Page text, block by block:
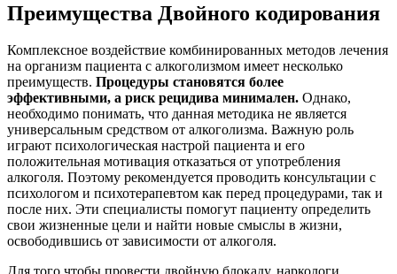
Преимущества Двойного кодирования
Комплексное воздействие комбинированных методов лечения
на организм пациента с алкоголизмом имеет несколько
преимуществ. Процедуры становятся более
эффективными, а риск рецидива минимален. Однако,
необходимо понимать, что данная методика не является
универсальным средством от алкоголизма. Важную роль
играют психологическая настрой пациента и его
положительная мотивация отказаться от употребления
алкоголя. Поэтому рекомендуется проводить консультации с
психологом и психотерапевтом как перед процедурами, так и
после них. Эти специалисты помогут пациенту определить
свои жизненные цели и найти новые смыслы в жизни,
освободившись от зависимости от алкоголя.